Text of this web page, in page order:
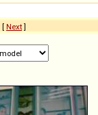
[ Next]